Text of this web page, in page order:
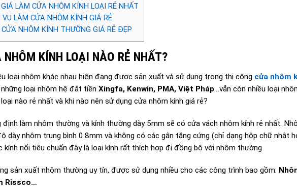
LÀM CỬA NHÔM KÍNH LOẠI RẺ NHẤT
VỤ LÀM CỬA NHÔM KÍNH GIÁ RẺ
CỬA NHÔM KÍNH THƯỜNG GIÁ RẺ ĐẸP
KÍNH LOẠI NÀO RẺ NHẤT?
loại nhôm khác nhau hiện đang được sản xuất và sử dụng trong thi công cửa nhôm
những loại nhôm hệ đắt tiền Xingfa, Kenwin, PMA, Việt Pháp…vẫn còn nhiều loại
nào rẻ nhất và khi nào nên sử dụng cửa nhôm kính giá rẻ?
định làm nhôm thường và kính thường dày 5mm sẽ có cửa vách nhôm kính rẻ nhất.
dày nhôm trung bình 0.8mm và không có các gân tăng cứng (chỉ dạng hộp chữ nhật
kính nổi tiêu chuẩn đây là loại kính rất thích hợp đi đồng bộ với nhôm thường
sản xuất nhôm thường uy tín, được sử dụng nhiều cho các công trình bao gồm:
Rissco…